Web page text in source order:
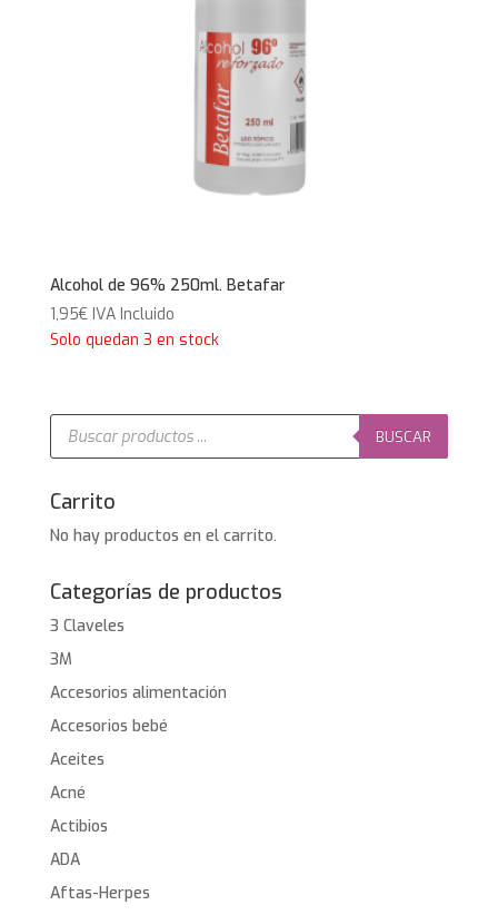
Alcohol de 96% 250ml. Betafar
1,95€ IVA Incluido
Solo quedan 3 en stock
Búsqueda
productos
BUSCAR
Carrito
No hay productos en el carrito.
Categorías de productos
3 Claveles
3M
Accesorios alimentación
Accesorios bebé
Aceites
Acné
Actibios
ADA
Aftas-Herpes